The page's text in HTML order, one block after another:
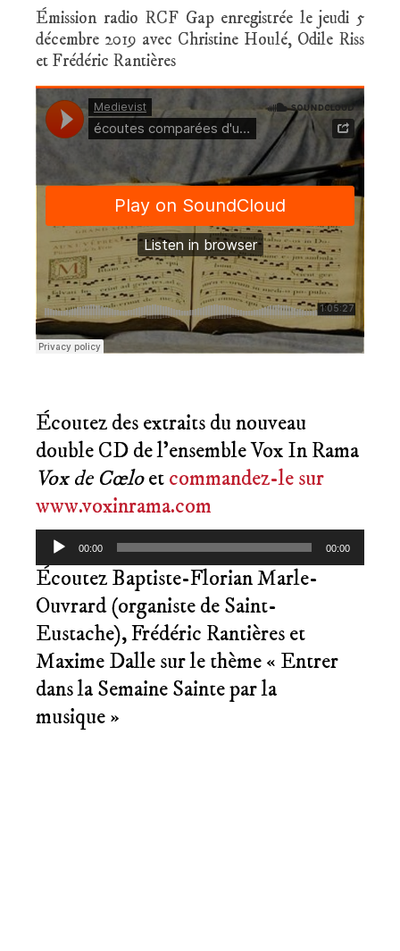
Émission radio RCF Gap enregistrée le jeudi 5
décembre 2019 avec Christine Houlé, Odile Riss
et Frédéric Rantières
Écoutez des extraits du nouveau
double CD de l’ensemble Vox In Rama
Vox de Cœloet commandez-le sur
www.voxinrama.com
Lecteur
audio
00:00 00:00
Écoutez Baptiste-Florian Marle-
Ouvrard (organiste de Saint-
Eustache), Frédéric Rantières et
Maxime Dalle sur le thème « Entrer
dans la Semaine Sainte par la
musique »